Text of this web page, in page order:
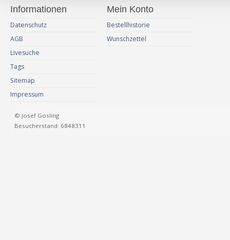
Informationen
Datenschutz
AGB
Livesuche
Tags
Sitemap
Impressum
Mein Konto
Bestellhistorie
Wunschzettel
© Josef Gosling
Besucherstand: 6848311